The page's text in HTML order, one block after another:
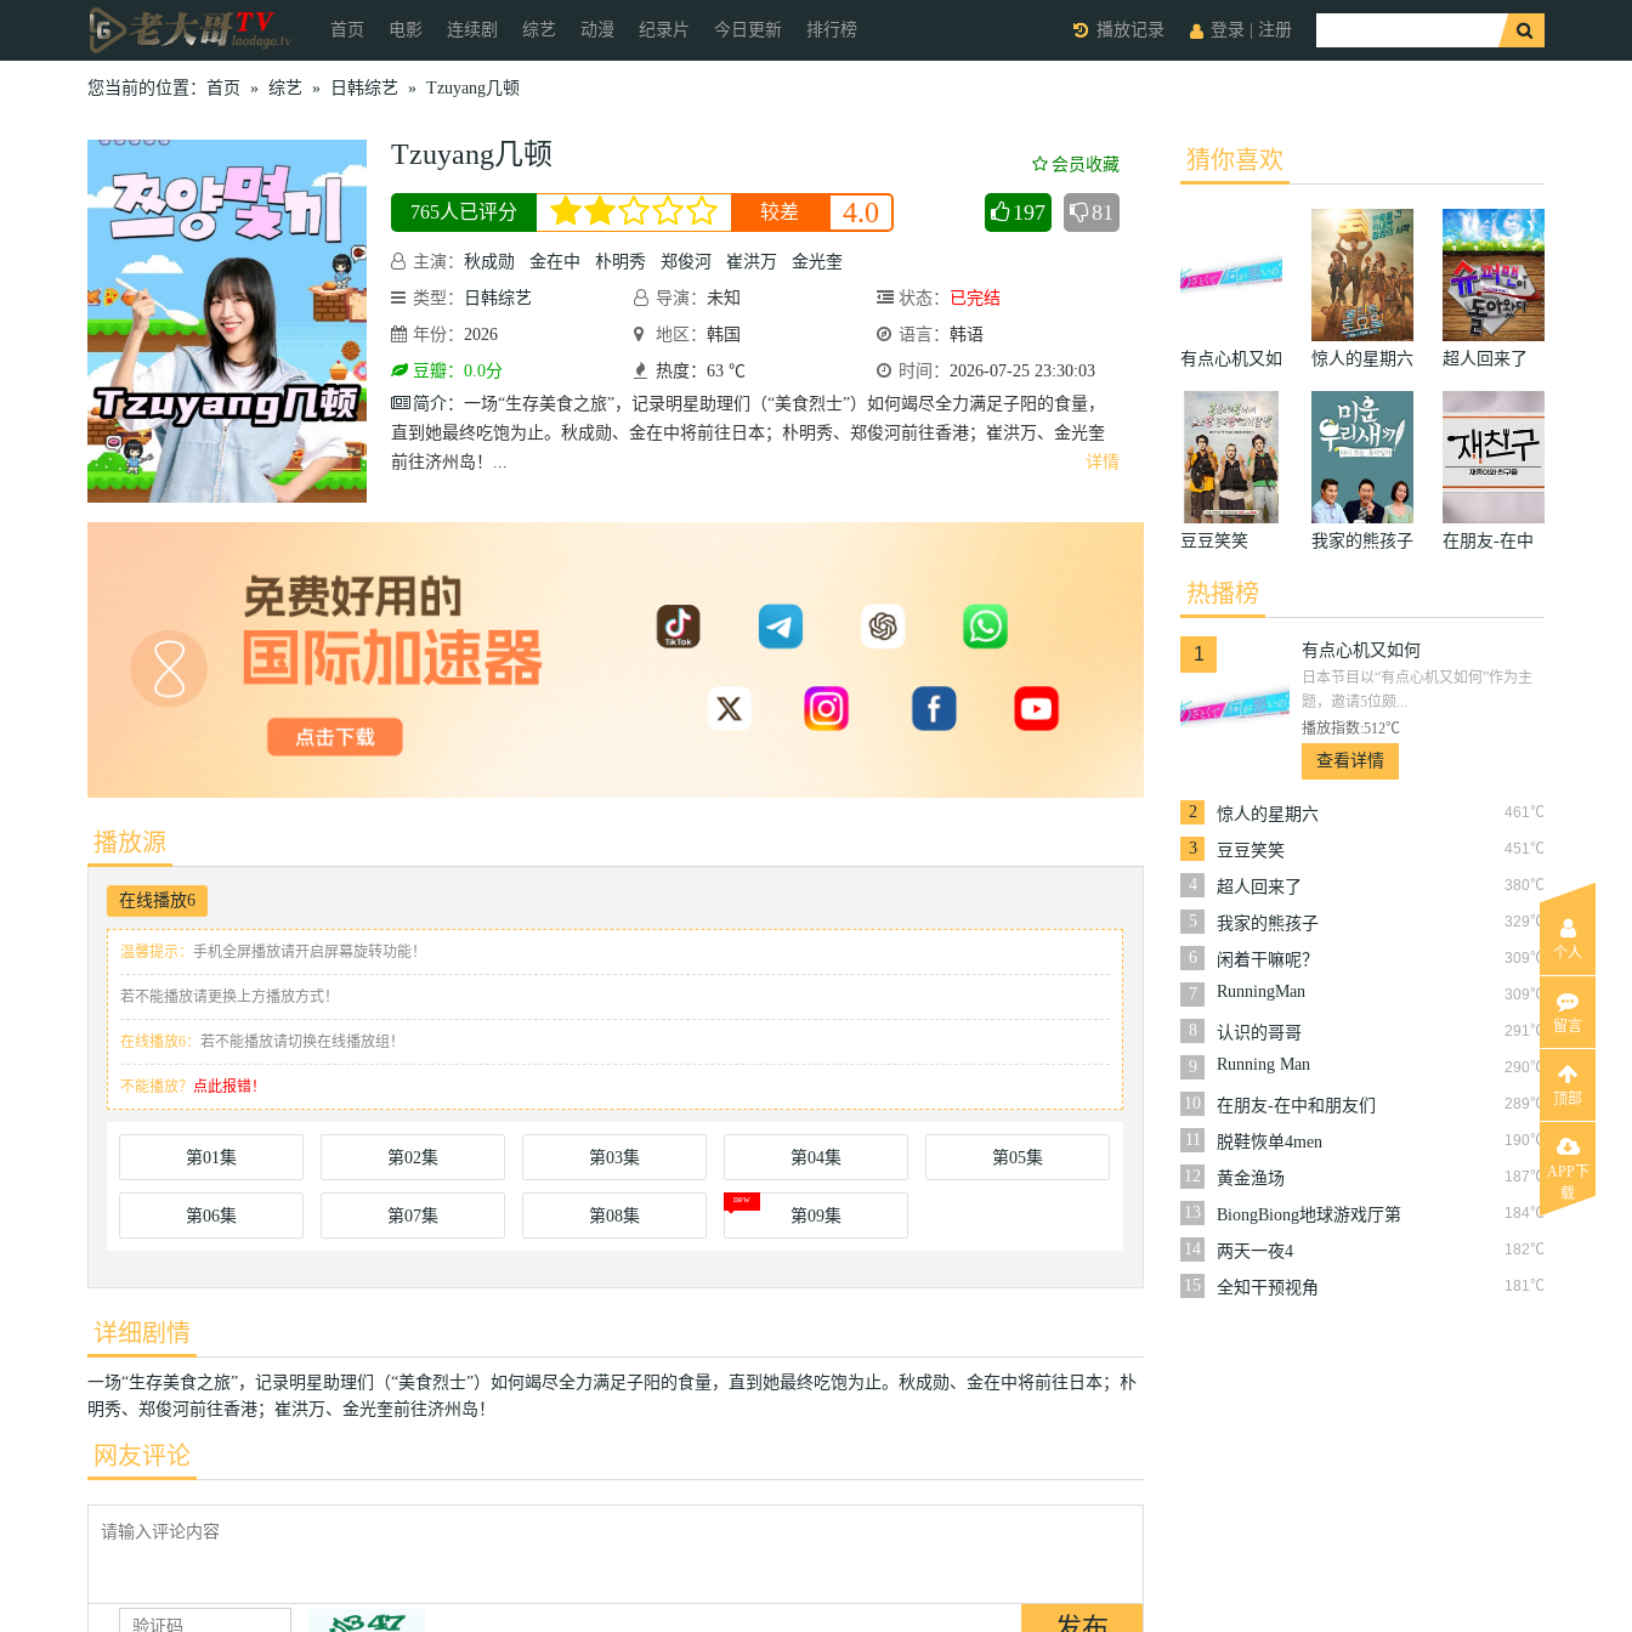
首页 电影 连续剧 综艺 动漫 纪录片 今日更新 排行榜 登录 注册
播放记录
您当前的位置： 首页 » 综艺 » 日韩综艺 » Tzuyang几顿
Tzuyang几顿 会员收藏
765人已评分 较差 4.0 197 81
主演： 秋成勋 金在中 朴明秀 郑俊河 崔洪万
金光奎
类型：
日韩综艺 导演： 未知 状态：
已完结
年份： 2026 地区： 韩国 语言： 韩语
豆瓣：0.0分
热度：63 ℃ 时间： 2026-07-25 23:30:03
简介：
详情
一场“生存美食之旅”，记录明星助理们（“美食烈士”）如何竭尽全力满足子阳的食量，
直到她最终吃饱为止。秋成勋、金在中将前往日本；朴明秀、郑俊河前往香港；崔洪万、金光奎
前往济州岛！...
播放源
在线播放6
温馨提示： 手机全屏播放请开启屏幕旋转功能！
若不能播放请更换上方播放方式！
在线播放6： 若不能播放请切换在线播放组！
不能播放？ 点此报错！
第01集 第02集 第03集 第04集 第05集
第06集 第07集 第08集 第09集
详细剧情
一场“生存美食之旅”，记录明星助理们（“美食烈士”）如何竭尽全力满足子阳的食量，直到她最终吃饱为止。秋成勋、金在中将前往日本；朴
明秀、郑俊河前往香港；崔洪万、金光奎前往济州岛！
网友评论
猜你喜欢
有点心机又如
何
惊人的星期六 超人回来了
豆豆笑笑 我家的熊孩子
在朋友-在中
热播榜
1 有点心机又如何
日本节目以“有点心机又如何”作为主
题，邀请5位颇...
播放指数:512℃
查看详情
2 461℃
惊人的星期六
3
451℃
豆豆笑笑
4
380℃
超人回来了
5
329℃
我家的熊孩子
6
309℃
闲着干嘛呢？
7
309℃
RunningMan
8 291℃
认识的哥哥
9
290℃
Running Man
10 289℃
在朋友-在中和朋友们
11
190℃
脱鞋恢单4men
12
187℃
黄金渔场
13
184℃
BiongBiong地球游戏厅第
三季
14 182℃
两天一夜4
15
181℃
全知干预视角
个人
留言
顶部
APP下
载